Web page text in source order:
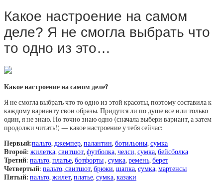
Какое настроение на самом
деле? Я не смогла выбрать что
то одно из это…
Какое настроение на самом деле?
Я не смогла выбрать что то одно из этой красоты, поэтому составила к
каждому варианту свои образы. Придутся ли по душе все или только
один, я не знаю. Но точно знаю одно (сначала выбери вариант, а затем
продолжи читать!) — какое настроение у тебя сейчас:
Первый:пальто,джемпер,палантин,ботильоны,сумка
Второй: жилетка,свитшот,футболка,челси,сумка,бейсболка
Третий: пальто,платье,ботфорты,сумка,ремень,берет
Четвертый: пальто,свитшот,брюки,шапка,сумка,мартенсы
Пятый: пальто,жилет,платье,сумка,казаки